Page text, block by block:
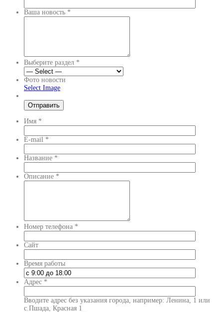
Ваша новость *
Выберите раздел *
Фото новости
Select Image
Имя *
E-mail *
Название *
Описание *
Номер телефона *
Сайт
Время работы
Адрес *
Вводите адрес без указания города, например: Ленина, 1 или
с.Пшада, Красная 1